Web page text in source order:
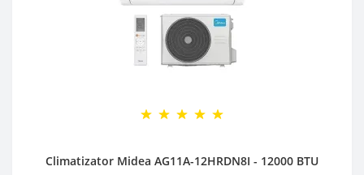
Climatizator Midea AG11A-12HRDN8I - 12000 BTU